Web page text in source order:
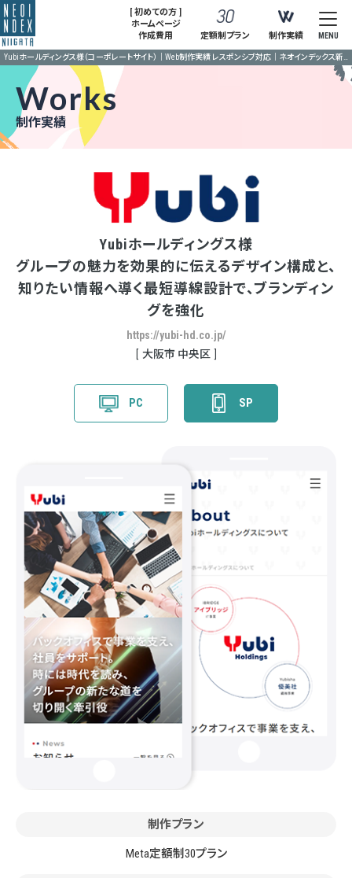
[ 初めての方 ]
ホームページ
作成費用
定額制プラン 制作実績 MENU
Works
制作実績
Yubiホールディングス様
グループの魅力を効果的に伝えるデザイン構成と、
知りたい情報へ導く最短導線設計で、ブランディン
グを強化
https://yubi-hd.co.jp/
大阪市 中央区
PC SP
制作プラン
Meta定額制30プラン